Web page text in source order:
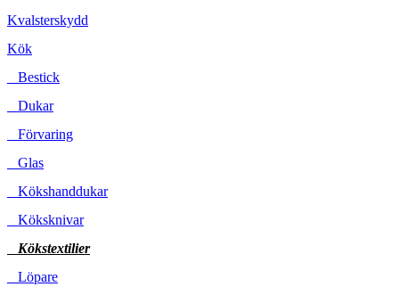
Kvalsterskydd
Kök
Bestick
Dukar
Förvaring
Glas
Kökshanddukar
Köksknivar
Kökstextilier
Löpare